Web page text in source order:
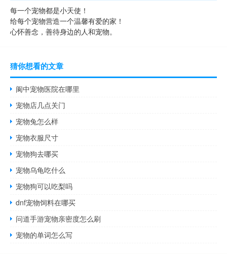
每一个宠物都是小天使！
给每个宠物营造一个温馨有爱的家！
心怀善念，善待身边的人和宠物。
猜你想看的文章
阆中宠物医院在哪里
宠物店几点关门
宠物兔怎么样
宠物衣服尺寸
宠物狗去哪买
宠物乌龟吃什么
宠物狗可以吃梨吗
dnf宠物饲料在哪买
问道手游宠物亲密度怎么刷
宠物的单词怎么写